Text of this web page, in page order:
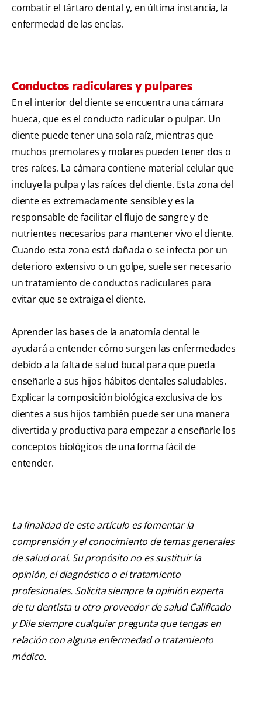
combatir el tártaro dental y, en última instancia, la
enfermedad de las encías.
Conductos radiculares y pulpares
En el interior del diente se encuentra una cámara
hueca, que es el conducto radicular o pulpar. Un
diente puede tener una sola raíz, mientras que
muchos premolares y molares pueden tener dos o
tres raíces. La cámara contiene material celular que
incluye la pulpa y las raíces del diente. Esta zona del
diente es extremadamente sensible y es la
responsable de facilitar el flujo de sangre y de
nutrientes necesarios para mantener vivo el diente.
Cuando esta zona está dañada o se infecta por un
deterioro extensivo o un golpe, suele ser necesario
un tratamiento de conductos radiculares para
evitar que se extraiga el diente.
Aprender las bases de la anatomía dental le
ayudará a entender cómo surgen las enfermedades
debido a la falta de salud bucal para que pueda
enseñarle a sus hijos hábitos dentales saludables.
Explicar la composición biológica exclusiva de los
dientes a sus hijos también puede ser una manera
divertida y productiva para empezar a enseñarle los
conceptos biológicos de una forma fácil de
entender.
La finalidad de este artículo es fomentar la
comprensión y el conocimiento de temas generales
de salud oral. Su propósito no es sustituir la
opinión, el diagnóstico o el tratamiento
profesionales. Solicita siempre la opinión experta
de tu dentista u otro proveedor de salud Calificado
y Dile siempre cualquier pregunta que tengas en
relación con alguna enfermedad o tratamiento
médico.